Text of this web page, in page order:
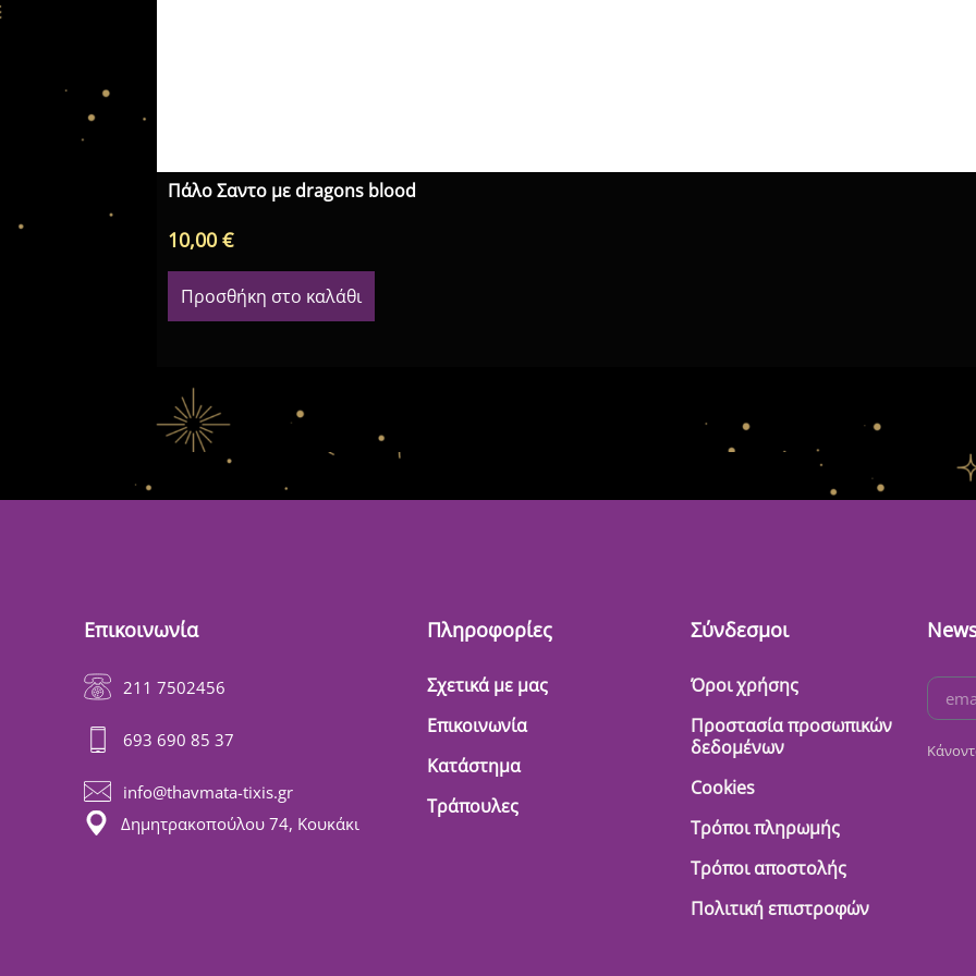
Πάλο Σαντο με dragons blood
10,00€
Προσθήκη στο καλάθι
Επικοινωνία
211 7502456
693 690 85 37
info@thavmata-tixis.gr
Δημητρακοπούλου 74, Κουκάκι
Πληροφορίες
Σχετικά με μας
Επικοινωνία
Κατάστημα
Τράπουλες
Σύνδεσμοι
Όροι χρήσης
Προστασία προσωπικών
δεδομένων
Cookies
Τρόποι πληρωμής
Τρόποι αποστολής
Πολιτική επιστροφών